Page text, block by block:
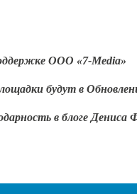
ООО «7-Media»
будут в
в блоге